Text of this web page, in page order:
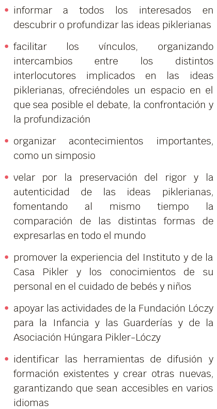
informar a todos los interesados en
descubrir o profundizar las ideas piklerianas
facilitar los vínculos, organizando
intercambios entre los distintos
interlocutores implicados en las ideas
piklerianas, ofreciéndoles un espacio en el
que sea posible el debate, la confrontación y
la profundización
organizar acontecimientos importantes,
como un simposio
velar por la preservación del rigor y la
autenticidad de las ideas piklerianas,
fomentando al mismo tiempo la
comparación de las distintas formas de
expresarlas en todo el mundo
promover la experiencia del Instituto y de la
Casa Pikler y los conocimientos de su
personal en el cuidado de bebés y niños
apoyar las actividades de la Fundación Lóczy
para la Infancia y las Guarderías y de la
Asociación Húngara Pikler-Lóczy
identificar las herramientas de difusión y
formación existentes y crear otras nuevas,
garantizando que sean accesibles en varios
idiomas